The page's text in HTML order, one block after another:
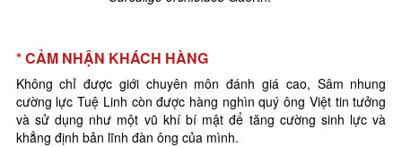
* CẢM NHẬN KHÁCH HÀNG
Không chỉ được giới chuyên môn đánh giá cao, Sâm nhung
cường lực Tuệ Linh còn được hàng nghìn quý ông Việt tin tưởng
và sử dụng như một vũ khí bí mật để tăng cường sinh lực và
khẳng định bản lĩnh đàn ông của mình.